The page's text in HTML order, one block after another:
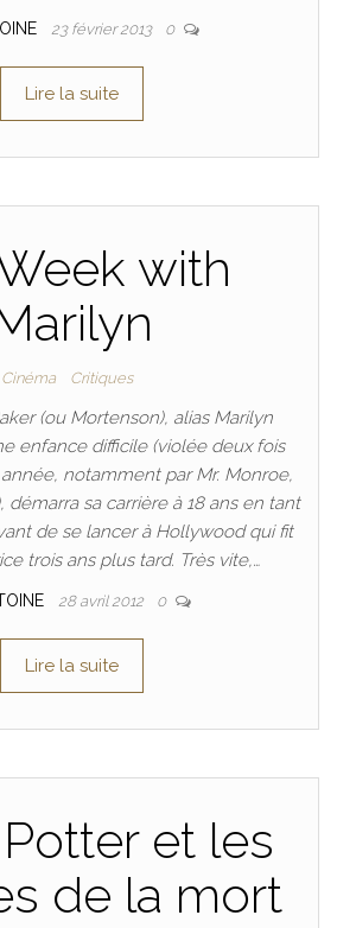
23 février 2013 0
Lire la suite
with
Cinéma Critiques
(ou Mortenson), alias Marilyn
enfance difficile (violée deux fois
notamment par Mr. Monroe,
sa carrière à 18 ans en tant
de se lancer à Hollywood qui fit
trois ans plus tard. Très vite,…
28 avril 2012 0
Lire la suite
et les
de la mort